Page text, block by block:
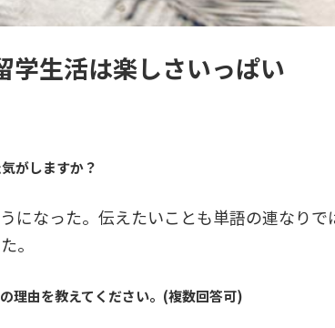
学生活は楽しさいっぱい
がしますか？
になった。伝えたいことも単語の連なり
。
理由を教えてください。(複数回答可)